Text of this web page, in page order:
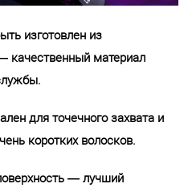
изготовлен из
материал
для точечного захвата и
коротких волосков.
— лучший